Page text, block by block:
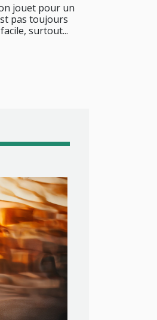
jouet pour un
pas toujours
surtout...